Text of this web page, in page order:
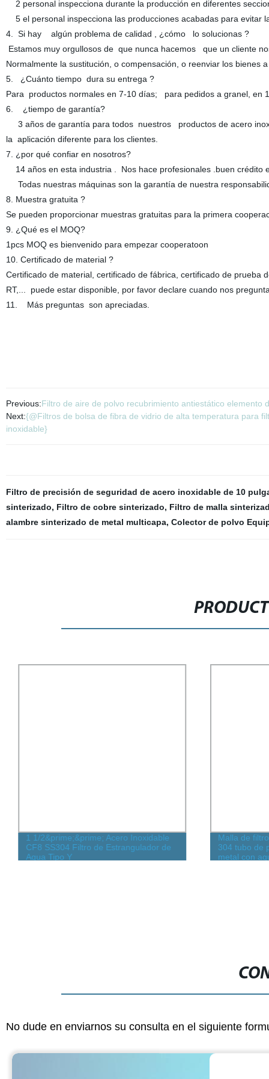
2 personal inspecciona durante la producción en diferentes
5 el personal inspecciona las producciones acabadas para
4. Si hay algún problema de calidad , ¿cómo lo solucionas ?
Estamos muy orgullosos de que nunca hacemos que un cliente
Normalmente la sustitución, o compensación, o reenviar los
5. ¿Cuánto tiempo dura su entrega ?
Para productos normales en 7-10 días; para pedidos a granel, en
6. ¿tiempo de garantía?
3 años de garantía para todos nuestros productos de acero
la aplicación diferente para los clientes.
7. ¿por qué confiar en nosotros?
14 años en esta industria . Nos hace profesionales .buen crédito
Todas nuestras máquinas son la garantía de nuestra
8. Muestra gratuita ?
Se pueden proporcionar muestras gratuitas para la primera
9. ¿Qué es el MOQ?
1pcs MOQ es bienvenido para empezar cooperatoon
10. Certificado de material ?
Certificado de material, certificado de fábrica, certificado de prueba
RT,... puede estar disponible, por favor declare cuando nos
11. Más preguntas son apreciadas.
Previous:Filtro de aire de polvo recubrimiento antiestático elemento
Next:{@Filtros de bolsa de fibra de vidrio de alta temperatura para
inoxidable}
Filtro de precisión de seguridad de acero inoxidable de 10
sinterizado, Filtro de cobre sinterizado, Filtro de malla
alambre sinterizado de metal multicapa, Colector de polvo
1 1/2&prime;&prime; Acero Inoxidable
CF8 SS304 Filtro de Estrangulador de
Agua Tipo Y
Malla de
304 tubo de
metal con
No dude en enviarnos su consulta en el siguiente